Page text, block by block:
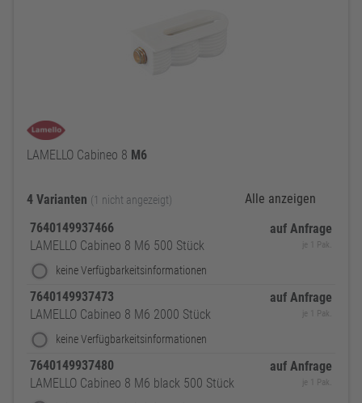
LAMELLO Cabineo 8 M6
4 Varianten (1 nicht angezeigt)
Alle anzeigen
7640149937466
LAMELLO Cabineo 8 M6 500 Stück
keine Verfügbarkeitsinformationen
auf Anfrage
je 1 Pak.
7640149937473
LAMELLO Cabineo 8 M6 2000 Stück
keine Verfügbarkeitsinformationen
auf Anfrage
je 1 Pak.
7640149937480
LAMELLO Cabineo 8 M6 black 500 Stück
auf Anfrage
je 1 Pak.